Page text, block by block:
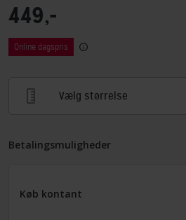
449,-
Online dagspris
Vælg størrelse
Betalingsmuligheder
Køb kontant